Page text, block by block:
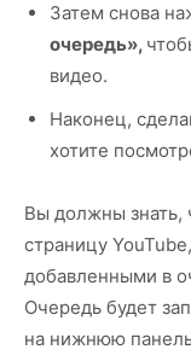
Затем снова
очередь»,
видео.
Наконец,
хотите
Вы должны знать,
страницу
добавленными в
Очередь будет
на нижнюю